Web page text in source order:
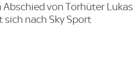
von Torhüter Lukas
sich nach Sky Sport